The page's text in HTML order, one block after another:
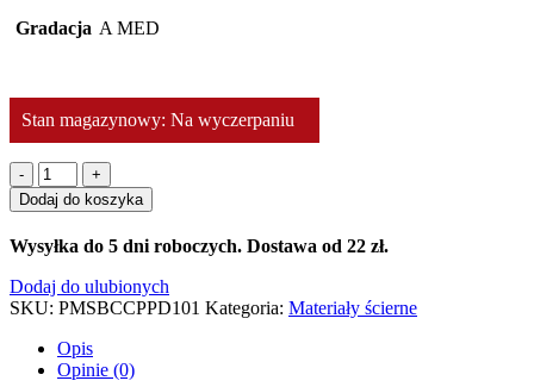
Gradacja A MED
Stan magazynowy: Na wyczerpaniu
ilość
CP-
BC
Pas
ścierny
z
włókniny
100mm
x
9000mm
Dodaj do koszyka
Wysyłka do 5 dni roboczych. Dostawa od 22 zł.
Dodaj do ulubionych
SKU: PMSBCCPPD101 Kategoria: Materiały ścierne
Opis
Opinie (0)